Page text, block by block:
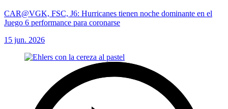
CAR@VGK, FSC, J6: Hurricanes tienen noche dominante en el
Juego 6 performance para coronarse
15 jun. 2026